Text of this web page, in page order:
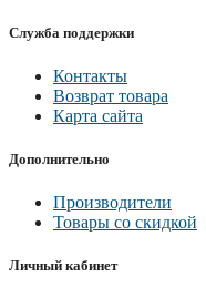
Служба поддержки
Контакты
Возврат товара
Карта сайта
Дополнительно
Производители
Товары со скидкой
Личный кабинет